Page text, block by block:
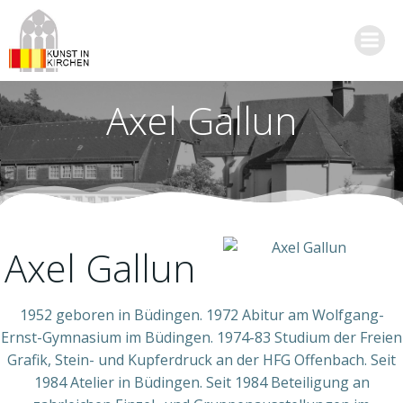
Axel Gallun
Axel Gallun
1952 geboren in Büdingen. 1972 Abitur am Wolfgang-
Ernst-Gymnasium im Büdingen. 1974-83 Studium der Freien
Grafik, Stein- und Kupferdruck an der HFG Offenbach. Seit
1984 Atelier in Büdingen. Seit 1984 Beteiligung an